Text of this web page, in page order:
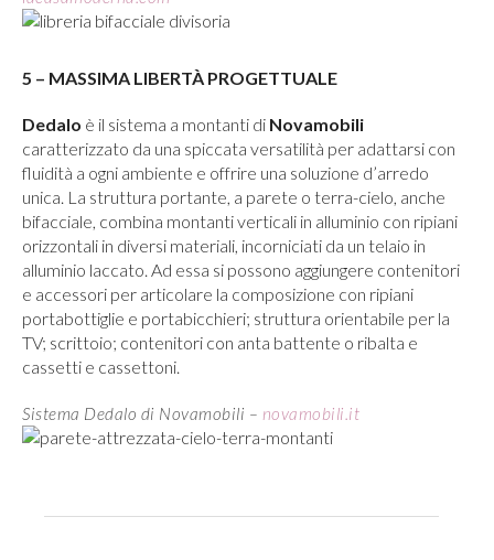
5 – MASSIMA LIBERTÀ PROGETTUALE
Dedalo è il sistema a montanti di Novamobili
caratterizzato da una spiccata versatilità per adattarsi con
fluidità a ogni ambiente e offrire una soluzione d’arredo
unica. La struttura portante, a parete o terra-cielo, anche
bifacciale, combina montanti verticali in alluminio con ripiani
orizzontali in diversi materiali, incorniciati da un telaio in
alluminio laccato. Ad essa si possono aggiungere contenitori
e accessori per articolare la composizione con ripiani
portabottiglie e portabicchieri; struttura orientabile per la
TV; scrittoio; contenitori con anta battente o ribalta e
cassetti e cassettoni.
Sistema Dedalo di Novamobili – novamobili.it